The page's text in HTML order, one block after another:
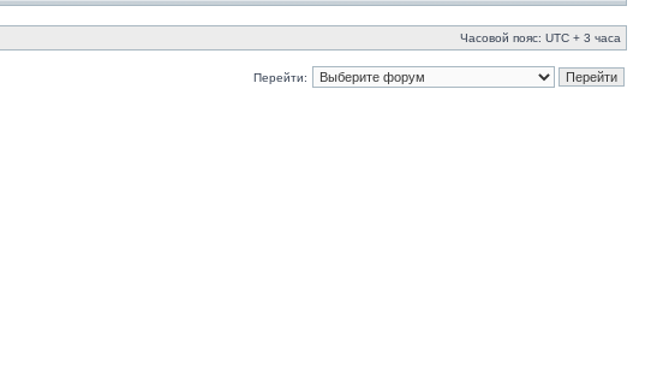
Часовой пояс: UTC + 3 часа
Перейти: